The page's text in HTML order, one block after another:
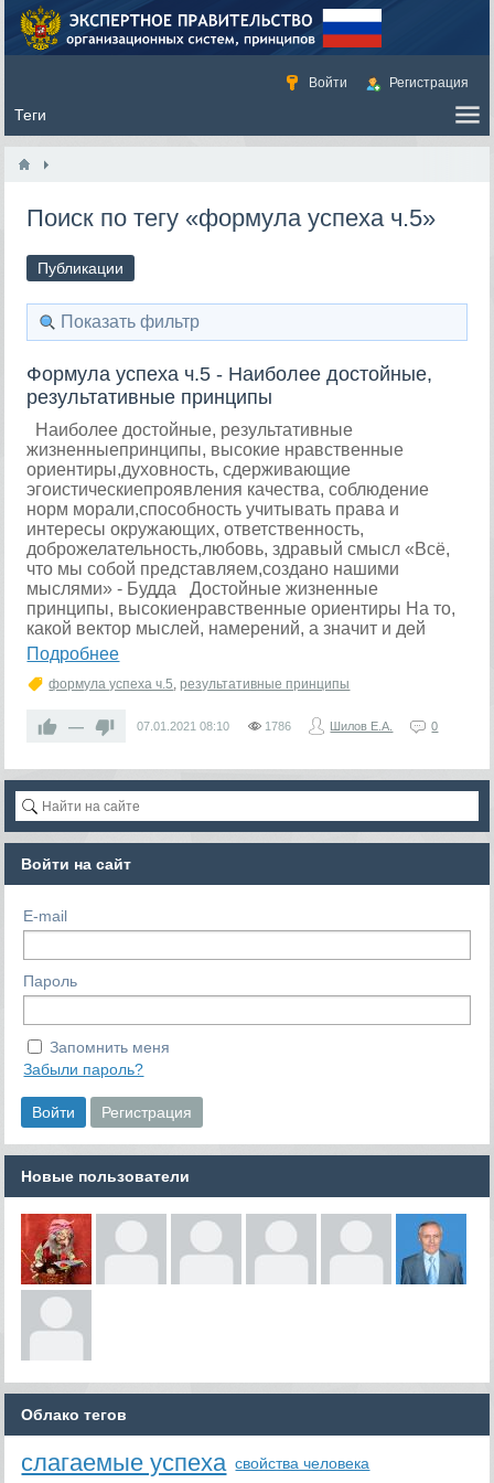
Войти Регистрация
Поиск по тегу «формула успеха ч.5»
Публикации
Показать фильтр
Формула успеха ч.5 - Наиболее достойные,
результативные принципы
Наиболее достойные, результативные
жизненныепринципы, высокие нравственные
ориентиры,духовность, сдерживающие
эгоистическиепроявления качества, соблюдение
норм морали,способность учитывать права и
интересы окружающих, ответственность,
доброжелательность,любовь, здравый смысл «Всё,
что мы собой представляем,создано нашими
мыслями» - Будда Достойные жизненные
принципы, высокиенравственные ориентиры На то,
какой вектор мыслей, намерений, а значит и дей
Подробнее
формула успеха ч.5,результативные принципы
— 07.01.2021 08:10 1786 Шилов Е.А. 0
Войти на сайт
E-mail
Пароль
Запомнить меня
Забыли пароль?
Новые пользователи
Облако тегов
слагаемые успеха свойства человека